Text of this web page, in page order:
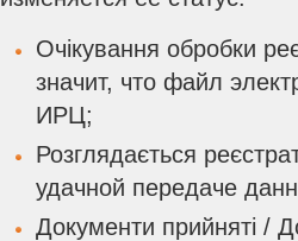
Очікування обробки
значит, что файл
ИРЦ;
Розглядається
удачной передаче
Документи прийняті /